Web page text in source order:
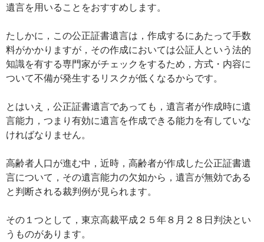
遺言を用いることをおすすめします。
たしかに，この公正証書遺言は，作成するにあたって手数
料がかかりますが，その作成においては公証人という法的
知識を有する専門家がチェックをするため，方式・内容に
ついて不備が発生するリスクが低くなるからです。
とはいえ，公正証書遺言であっても，遺言者が作成時に遺
言能力，つまり有効に遺言を作成できる能力を有していな
ければなりません。
高齢者人口が進む中，近時，高齢者が作成した公正証書遺
言について，その遺言能力の欠如から，遺言が無効である
と判断される裁判例が見られます。
その１つとして，東京高裁平成２５年８月２８日判決とい
うものがあります。